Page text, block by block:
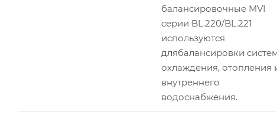
балансировочные MVI
серии BL.220/BL.221
используются
длябалансировки
охлаждения, отопления
внутреннего
водоснабжения.